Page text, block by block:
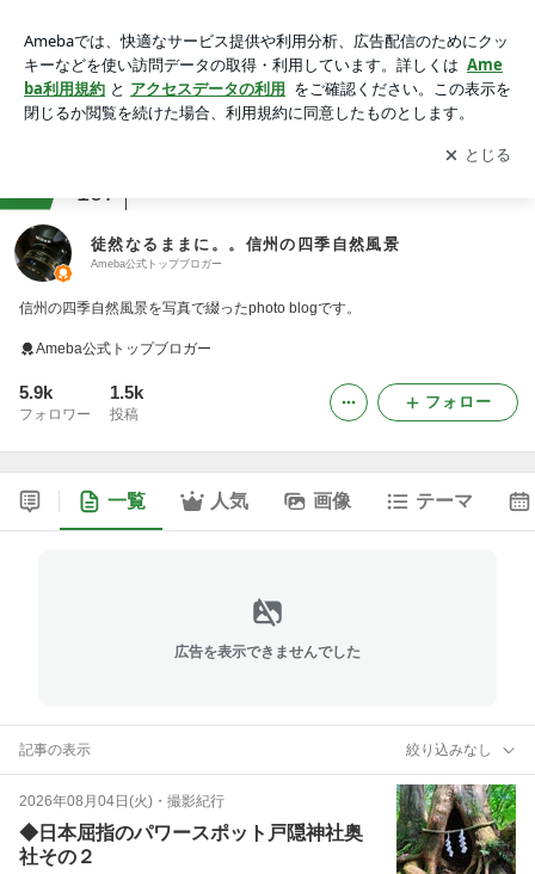
アプリをダウンロードして ブログの更新通知
を受け取りまし
ょう。
開く
107
徒然なるままに。。信州の四季自然風景
Ameba公式トップブロガー
信州の四季自然風景を写真で綴ったphoto blogです。
Ameba公式トップブロガー
5.9k
フォロワー
1.5k
投稿
フォロー
一覧 人気 画像 テーマ
広告を表示できませんでした
記事の表示 絞り込みなし
2026年08月04日(火) ・ 撮影紀行
◆日本屈指のパワースポット戸隠神社奥
社その２